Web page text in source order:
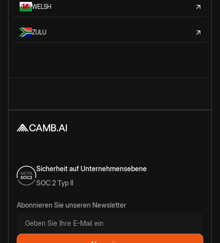
WELSH
ZULU
Sicherheit auf Unternehmensebene
SOC 2 Typ II
Abonnieren Sie unseren Newsletter